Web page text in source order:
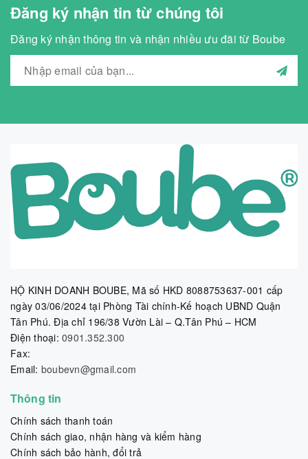
Đăng ký nhận tin từ chúng tôi
Đăng ký nhận thông tin và nhận nhiều ưu đãi từ Boube
HỘ KINH DOANH BOUBE, Mã số HKD 8088753637-001 cấp
ngày 03/06/2024 tại Phòng Tài chính-Kế hoạch UBND Quận
Tân Phú. Địa chỉ 196/38 Vườn Lài – Q.Tân Phú – HCM
Điện thoại: 0901.352.300
Fax:
Email: boubevn@gmail.com
Thông tin
Chính sách thanh toán
Chính sách giao, nhận hàng và kiểm hàng
Chính sách bảo hành, đổi trả